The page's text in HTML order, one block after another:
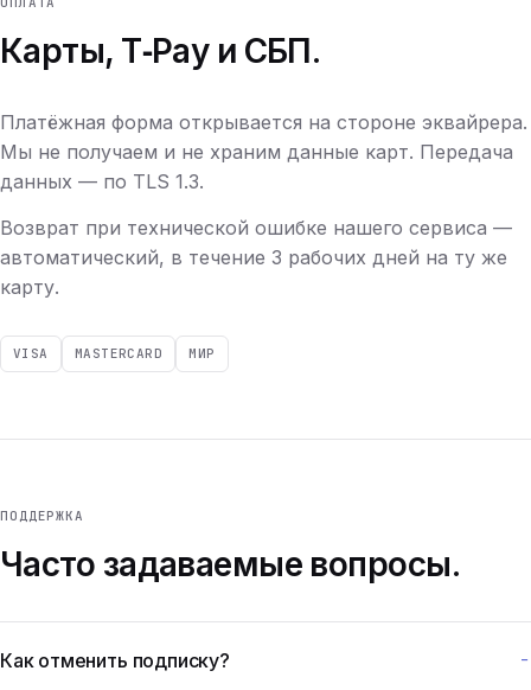
Карты, T‑Pay и СБП.
Платёжная форма открывается на стороне эквайрера.
Мы не получаем и не храним данные карт. Передача
данных — по TLS 1.3.
Возврат при технической ошибке нашего сервиса —
автоматический, в течение 3 рабочих дней на ту же
карту.
VISA MASTERCARD МИР
ПОДДЕРЖКА
Часто задаваемые вопросы.
Как отменить подписку?